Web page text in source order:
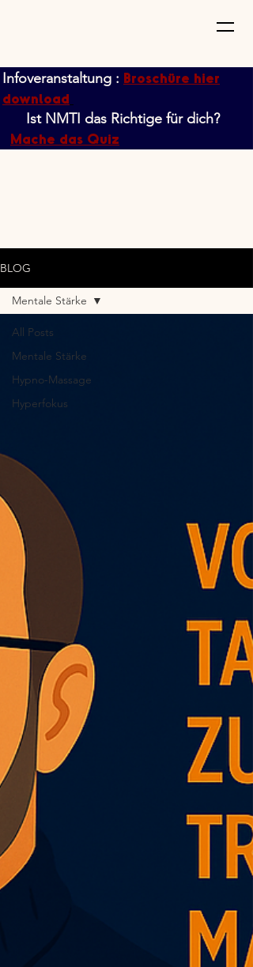
Infoveranstaltung : Broschüre hier
download
Ist NMTI das Richtige für dich?
Mache das Quiz
BLOG
All Posts
Mentale Stärke
Hypno-Massage
Hyperfokus
Mentale Stärke